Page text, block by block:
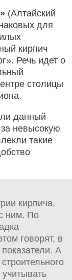
(Алтайский
для
кирпич
Речь идет о
столицы
данный
невысокую
такие
кирпича,
ним. По
говорят, в
А